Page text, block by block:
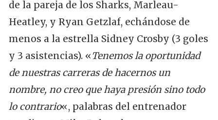
de la pareja de los Sharks, Marleau-
Heatley, y Ryan Getzlaf, echándose de
menos a la estrella Sidney Crosby (3 goles
y 3 asistencias). «Tenemos la oportunidad
de nuestras carreras de hacernos un
nombre, no creo que haya presión sino todo
lo contrario«, palabras del entrenador